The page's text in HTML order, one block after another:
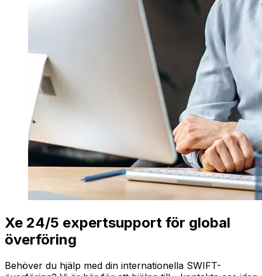
Xe 24/5 expertsupport för global
överföring
Behöver du hjälp med din internationella SWIFT-